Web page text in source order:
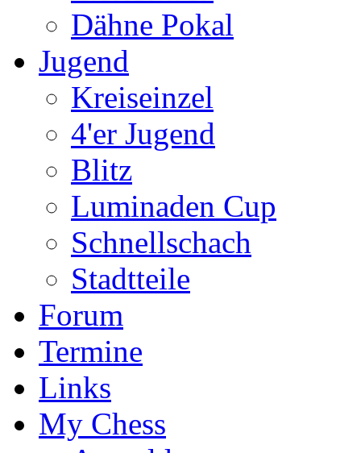
Dähne Pokal
Jugend
Kreiseinzel
4'er Jugend
Blitz
Luminaden Cup
Schnellschach
Stadtteile
Forum
Termine
Links
My Chess